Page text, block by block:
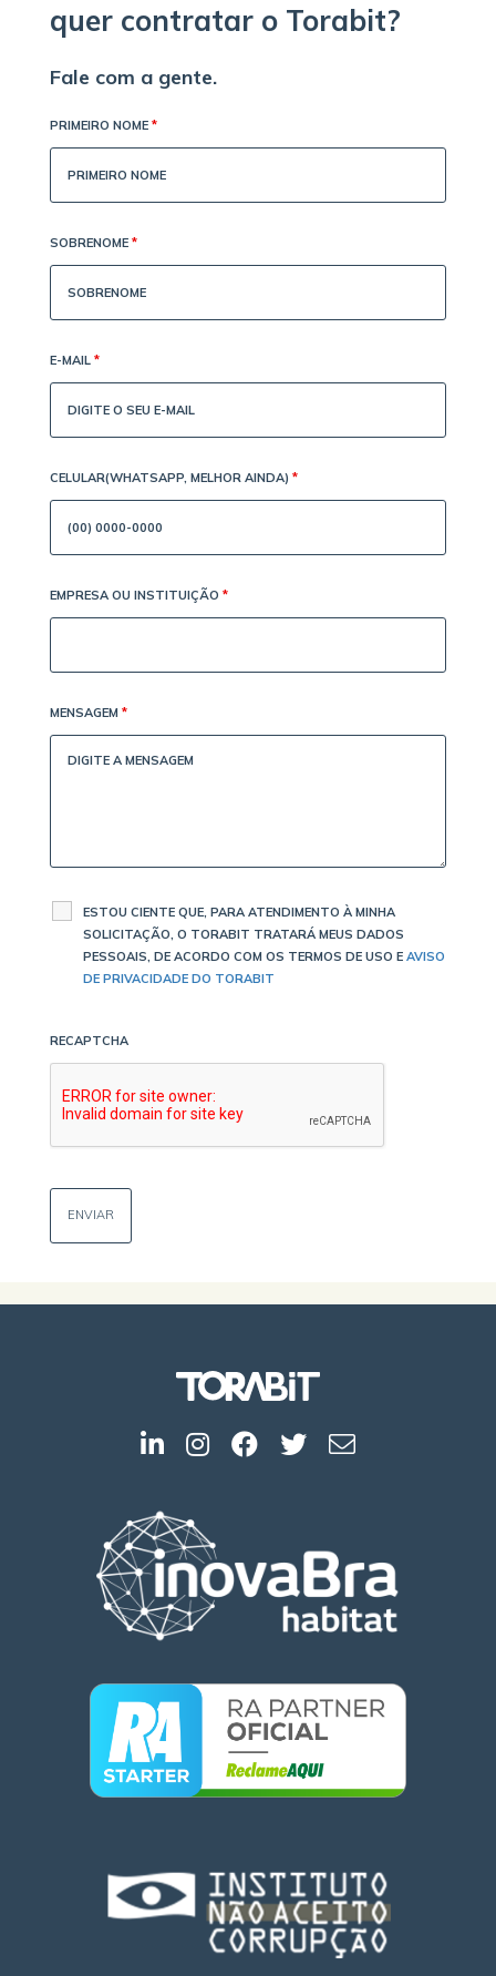
quer contratar o Torabit?
Fale com a gente.
PRIMEIRO NOME *
SOBRENOME *
E-MAIL *
CELULAR(WHATSAPP, MELHOR AINDA) *
EMPRESA OU INSTITUIÇÃO *
MENSAGEM *
ESTOU CIENTE QUE, PARA ATENDIMENTO À MINHA
SOLICITAÇÃO, O TORABIT TRATARÁ MEUS DADOS
PESSOAIS, DE ACORDO COM OS TERMOS DE USO E AVISO
DE PRIVACIDADE DO TORABIT
RECAPTCHA